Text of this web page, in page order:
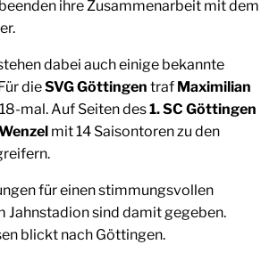
beenden ihre Zusammenarbeit mit dem
dabei auch einige bekannte
dieSVG Göttingen traf Maximilian
mal. Auf Seiten des1. SC Göttingen
mit 14 Saisontoren zu den
für einen stimmungsvollen
Jahnstadion sind damit gegeben.
blickt nach Göttingen.